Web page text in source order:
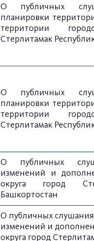
О публичных
планировки
территории
Стерлитамак
О публичных
планировки
территории
Стерлитамак
О публичных
изменений и
округа город
Башкортостан
О публичных
изменений и
округа город